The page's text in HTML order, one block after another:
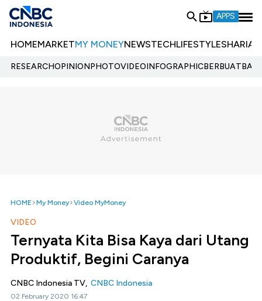
APPS
HOMEMARKETMY MONEYNEWSTECHLIFESTYLESHARIA
RESEARCHOPINIONPHOTOVIDEOINFOGRAPHIC
HOME My Money Video MyMoney
VIDEO
Ternyata Kita Bisa Kaya dari Utang
Produktif, Begini Caranya
CNBC Indonesia TV, CNBC Indonesia
02 February 2020 16:47